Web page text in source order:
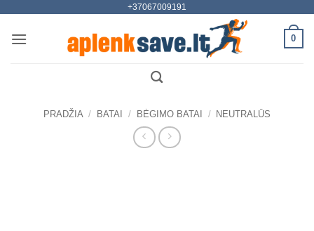
content
+37067009191
0
PRADŽIA / BATAI / BĖGIMO BATAI / NEUTRALŪS